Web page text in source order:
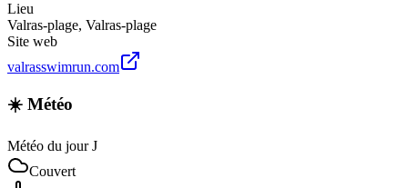
Lieu
Valras-plage, Valras-plage
Site web
valrasswimrun.com
☀️ Météo
Météo du jour J
Couvert